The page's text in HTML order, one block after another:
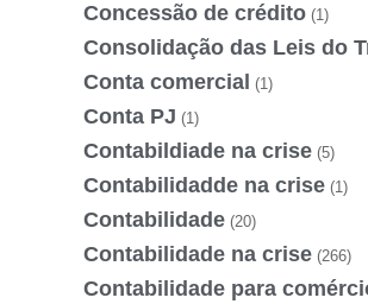
Concessão de crédito (1)
Consolidação das Leis do
Conta comercial (1)
Conta PJ (1)
Contabildiade na crise (5)
Contabilidadde na crise (1)
Contabilidade (20)
Contabilidade na crise (266)
Contabilidade para